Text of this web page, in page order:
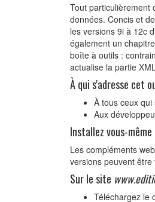
Tout particulièrement
données. Concis et
les versions 9i à 12c
également un
boîte à outils :
actualise la partie
À qui s'adresse cet
À tous ceux
Aux
Installez vous-même
Les compléments
versions peuvent
Sur le site
Téléchargez le